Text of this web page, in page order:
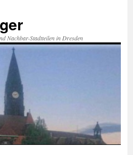
Nachbar-Stadtteilen in Dresden